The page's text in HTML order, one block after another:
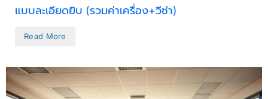
แบบละเอียดยิบ (รวมค่าเครื่อง+วีซ่า)
Read More